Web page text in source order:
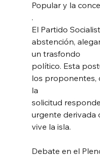
Popular y la
.
El Partido
abstención,
un trasfondo
político. Esta
los proponentes,
la
solicitud
urgente derivada
vive la isla.
Debate en el